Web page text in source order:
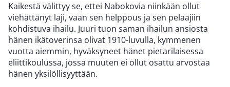
Kaikestä välittyy se, ettei Nabokovia niinkään ollut
viehättänyt laji, vaan sen helppous ja sen pelaajiin
kohdistuva ihailu. Juuri tuon saman ihailun ansiosta
hänen ikätoverinsa olivat 1910-luvulla, kymmenen
vuotta aiemmin, hyväksyneet hänet pietarilaisessa
eliittikoulussa, jossa muuten ei ollut osattu arvostaa
hänen yksilöllisyyttään.